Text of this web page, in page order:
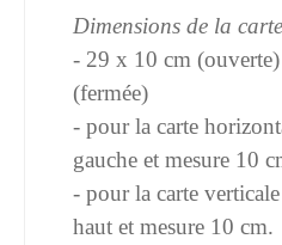
Dimensions de la
- 29 x 10 cm
(fermée)
- pour la carte
gauche et mesure 10
- pour la carte
haut et mesure 10 cm.